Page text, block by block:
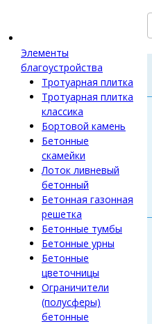
Элементы
благоустройства
Тротуарная плитка
Тротуарная плитка
классика
Бортовой камень
Бетонные
скамейки
Лоток ливневый
бетонный
Бетонная газонная
решетка
Бетонные тумбы
Бетонные урны
Бетонные
цветочницы
Ограничители
(полусферы)
бетонные